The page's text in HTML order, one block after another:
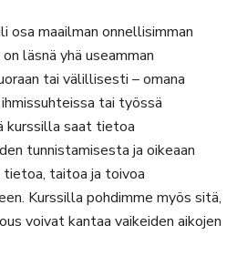
osa maailman onnellisimman
läsnä yhä useamman
tai välillisesti – omana
tai työssä
kurssilla saat tietoa
tunnistamisesta ja oikeaan
taitoa ja toivoa
Kurssilla pohdimme myös sitä,
voivat kantaa vaikeiden aikojen